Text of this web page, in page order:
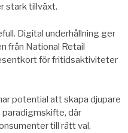
stark tillväxt.
Digital underhållning ger
från National Retail
för fritidsaktiviteter
potential att skapa djupare
där
till rätt val,